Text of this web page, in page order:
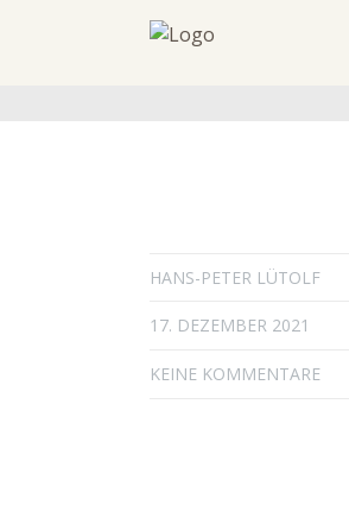
HANS-PETER LÜTOLF
17. DEZEMBER 2021
KEINE KOMMENTARE